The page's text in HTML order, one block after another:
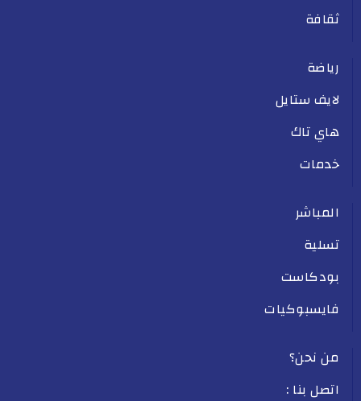
ثقافة
رياضة
لايف ستايل
هاي تاك
خدمات
المباشر
تسلية
بودكاست
فايسبوكيات
من نحن؟
اتصل بنا :